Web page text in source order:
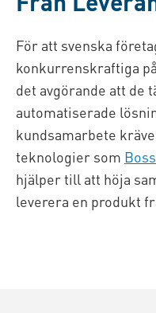
För att svenska
konkurrenskraftiga
det avgörande att de
automatiserade
kundsamarbete
teknologier som
hjälper till att höja
leverera en produkt